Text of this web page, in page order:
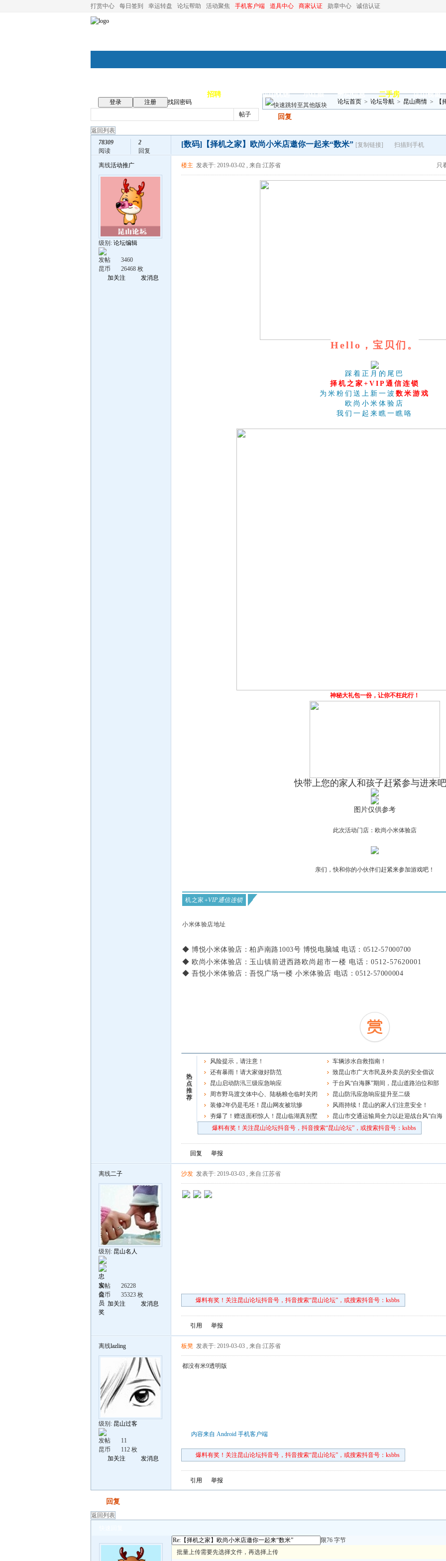
打赏中心 每日签到 幸运转盘 论坛帮助 活动聚焦 手机客户端 道具中心 商家认证 勋章中心 诚信认证
招聘 昆山优选 小红娘 分类信息 二手房 昆山视窗
登录 注册
找回密码
帖子
论坛首页 > 论坛导航 > 昆山商情 >
回复
返回列表
78309
阅读
2
回复
[数码] 【择机之家】欧尚小米店邀你一起来“数米” [复制链接] 扫描到手机
离线活动推广
级别: 论坛编辑
发帖
3460
昆币
26468 枚
加关注
发消息
只
楼主 发表于: 2019-03-02 , 来自:江苏省
Hello，宝贝们。
踩着正月的尾巴
择机之家+VIP通信连锁
为米粉们送上新一波 数米游戏
欧尚小米体验店
我们一起来瞧一瞧咯
神秘大礼包一份，让你不枉此行！
快带上您的家人和孩子赶紧参与进来
图片仅供参考
此次活动门店：欧尚小米体验店
亲们，快和你的小伙伴们赶紧来参加游戏吧！
机之家 +VIP通信连锁
小米体验店地址
◆ 博悦小米体验店：柏庐南路1003号 博悦电脑城 电话：0512-57000700
◆ 欧尚小米体验店： 玉山镇前进西路欧尚超市一楼 电话： 0512-57620001
◆ 吾悦小米体验店：吾悦广场一楼 小米体验店 电话：0512-57000004
热
点
推
荐
风险提示，请注意！
还有暴雨！请大家做好防范
昆山启动防汛三级应急响应
周市野马渡文体中心、陆杨粮仓临时关闭
公告装修2年仍是毛坯！昆山网友被坑惨
夯爆了！赠送面积惊人！昆山临湖真别墅
炸场
车辆涉水自救指南！
致昆山市广大市民及外卖员的安全倡议
于台风“白海豚”期间，昆山道路泊位和部
分停车场免费开放的通知
昆山防汛应急响应提升至二级
风雨持续！昆山的家人们注意安全！
昆山市交通运输局全力以赴迎战台风“白海
豚”
爆料有奖！关注昆山论坛抖音号，抖音搜索“昆山论坛”，或搜索抖音号：ksbbs
回复 举报
离线二子
级别: 昆山名人
发帖
26228
昆币
35323 枚
加关注
发消息
沙发 发表于: 2019-03-03 , 来自:江苏省
爆料有奖！关注昆山论坛抖音号，抖音搜索“昆山论坛”，或搜索抖音号：ksbbs
引用 举报
离线lazling
级别: 昆山过客
发帖
11
昆币
112 枚
加关注
发消息
板凳 发表于: 2019-03-03 , 来自:江苏省
都没有米9透明版
内容来自 Android 手机客户端
爆料有奖！关注昆山论坛抖音号，抖音搜索“昆山论坛”，或搜索抖音号：ksbbs
引用 举报
回复
返回列表
限76 字节
批量上传需要先选择文件，再选择上传